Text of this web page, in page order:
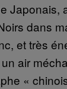
Japonais,
dans
et très
air
«